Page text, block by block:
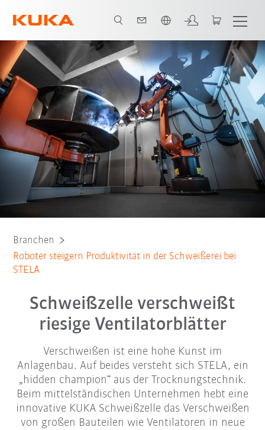
Alle System Partner
Branchen
Roboter steigern Produktivität in der Schweißerei bei
STELA
Schweißzelle verschweißt
riesige Ventilatorblätter
Verschweißen ist eine hohe Kunst im
Anlagenbau. Auf beides versteht sich STELA, ein
„hidden champion“ aus der Trocknungstechnik.
Beim mittelständischen Unternehmen hebt eine
innovative KUKA Schweißzelle das Verschweißen
von großen Bauteilen wie Ventilatoren in neue